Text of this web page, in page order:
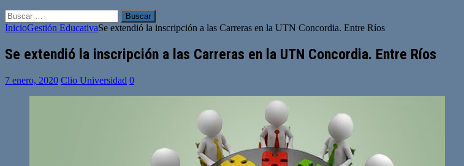
Buscar:
InicioGestión EducativaSe extendió la inscripción a las Carreras en la UTN Concordia. Entre Ríos
Se extendió la inscripción a las Carreras en la UTN Concordia. Entre Ríos
7 enero, 2020 Clio Universidad 0